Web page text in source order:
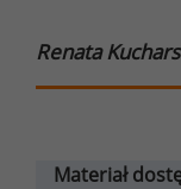
Renata
Materiał